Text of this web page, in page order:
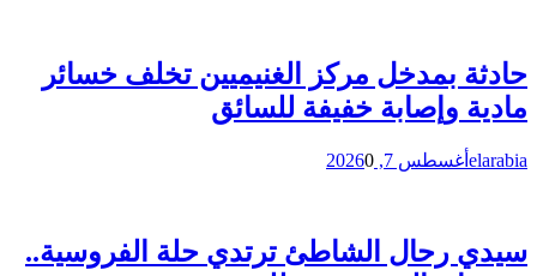
حادثة بمدخل مركز الغنيميين تخلف خسائر
مادية وإصابة خفيفة للسائق
elarabia أغسطس 7, 2026 0
سيدي رحال الشاطئ ترتدي حلة الفروسية..